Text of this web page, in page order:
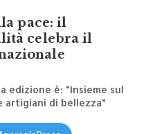
pace: il
celebra il
è: "Insieme sul
di bellezza"